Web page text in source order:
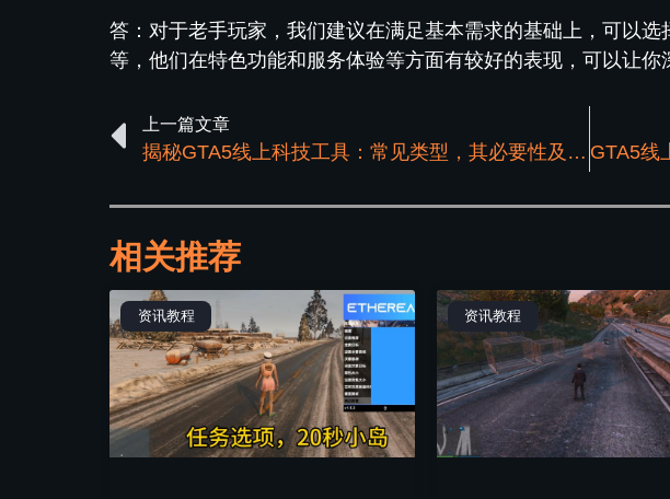
答：对于老手玩家，我们建议在满足基本需求的基础上，可以
等，他们在特色功能和服务体验等方面有较好的表现，可以让你
上一篇文章
揭秘GTA5线上科技工具：常见类型，其必要性及使用评价
相关推荐
资讯教程 资讯教程